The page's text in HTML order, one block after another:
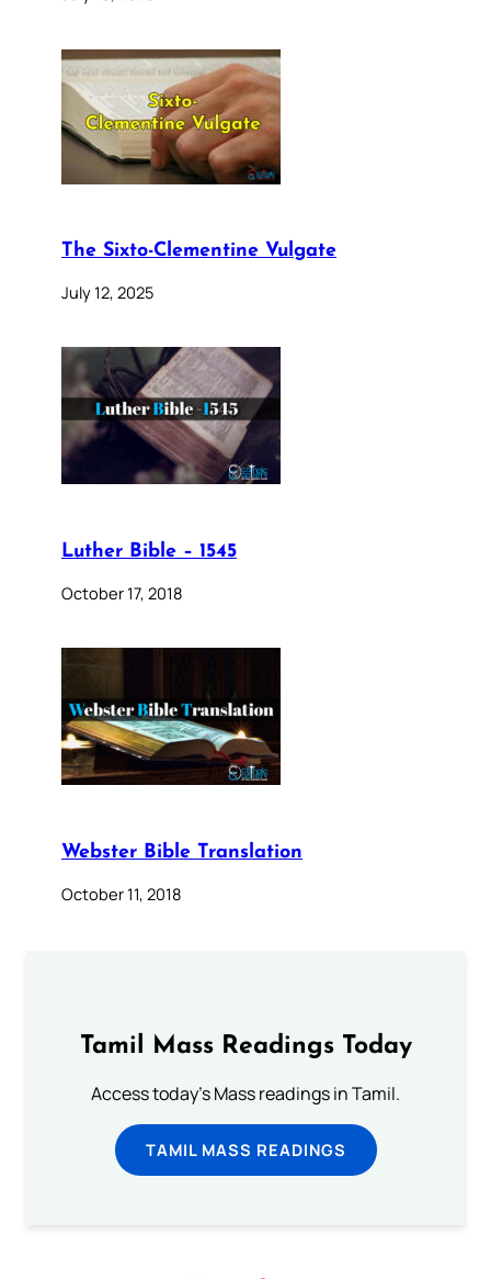
The Sixto-Clementine Vulgate
July 12, 2025
Luther Bible – 1545
October 17, 2018
Webster Bible Translation
October 11, 2018
Tamil Mass Readings Today
Access today's Mass readings in Tamil.
TAMIL MASS READINGS